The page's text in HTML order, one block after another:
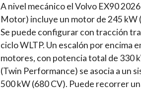
A nivel mecánico el Volvo EX90
Motor) incluye un motor de 245 kW
Se puede configurar con tracción
ciclo WLTP. Un escalón por
motores, con potencia total de 330
(Twin Performance) se asocia a un
500 kW (680 CV). Puede recorrer